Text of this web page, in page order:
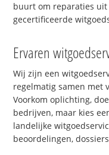
buurt om reparaties
gecertificeerde
Ervaren
Wij zijn een
regelmatig samen met
Voorkom oplichting,
bedrijven, maar kies
landelijke
beoordelingen,